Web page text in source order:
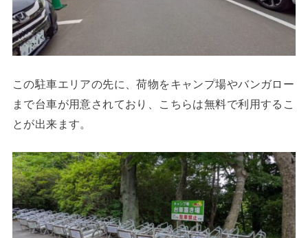
この駐車エリアの先に、荷物をキャンプ場やバンガロー
まで台車が用意されており、こちらは無料で利用するこ
とが出来ます。